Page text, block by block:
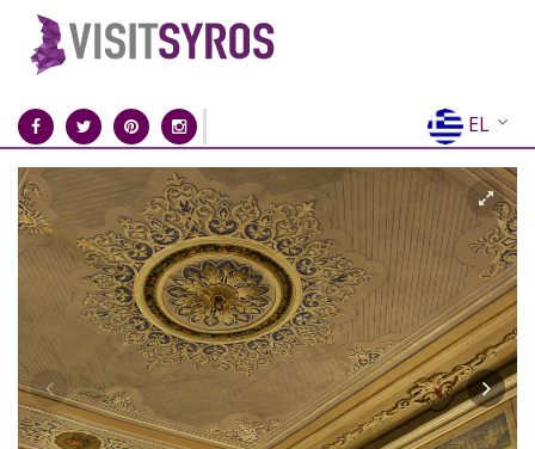
EL
EN
FR
DE
IT
ES
RU